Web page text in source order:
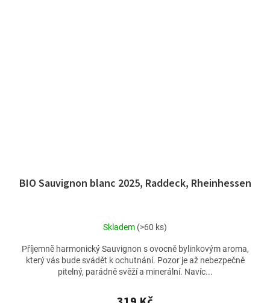
BIO Sauvignon blanc 2025, Raddeck, Rheinhessen
Skladem (>60 ks)
Příjemně harmonický Sauvignon s ovocně bylinkovým aroma,
který vás bude svádět k ochutnání. Pozor je až nebezpečně
pitelný, parádně svěží a minerální. Navíc...